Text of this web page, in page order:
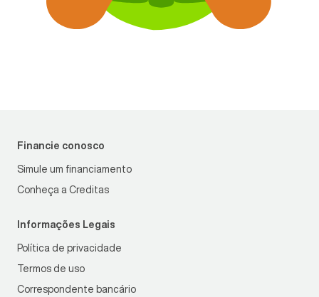
Financie conosco
Simule um financiamento
Conheça a Creditas
Informações Legais
Política de privacidade
Termos de uso
Correspondente bancário